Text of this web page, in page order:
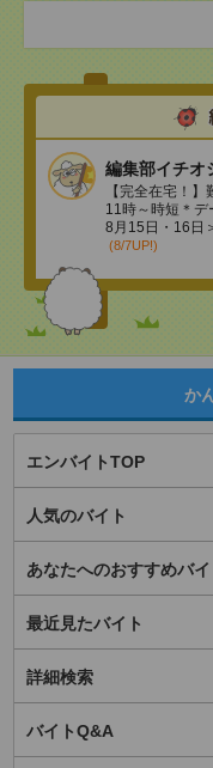
編集部イチオ
【完全在宅！
11時～時短＊デ
8月15日・16日
(8/7UP!)
か
エンバイトTOP
人気のバイト
あなたへのおすすめバイ
最近見たバイト
詳細検索
バイトQ&A